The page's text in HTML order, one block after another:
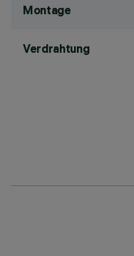
Montage
Verdrahtung